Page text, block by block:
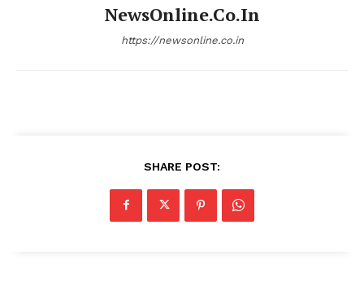
NewsOnline.co.in
https://newsonline.co.in
SHARE POST: